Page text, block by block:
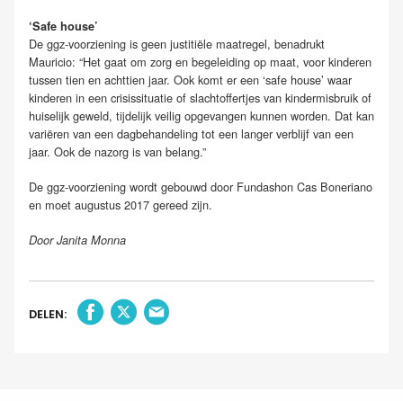
‘Safe house’
De ggz-voorziening is geen justitiële maatregel, benadrukt
Mauricio: “Het gaat om zorg en begeleiding op maat, voor kinderen
tussen tien en achttien jaar. Ook komt er een ‘safe house’ waar
kinderen in een crisissituatie of slachtoffertjes van kindermisbruik of
huiselijk geweld, tijdelijk veilig opgevangen kunnen worden. Dat kan
variëren van een dagbehandeling tot een langer verblijf van een
jaar. Ook de nazorg is van belang.”
De ggz-voorziening wordt gebouwd door Fundashon Cas Boneriano
en moet augustus 2017 gereed zijn.
Door Janita Monna
DELEN: